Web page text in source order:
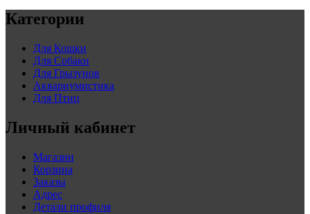
Категории
Для Кошки
Для Собаки
Для Грызунов
Аквариумистика
Для Птиц
Личный кабинет
Магазин
Корзина
Заказы
Адрес
Детали профиля